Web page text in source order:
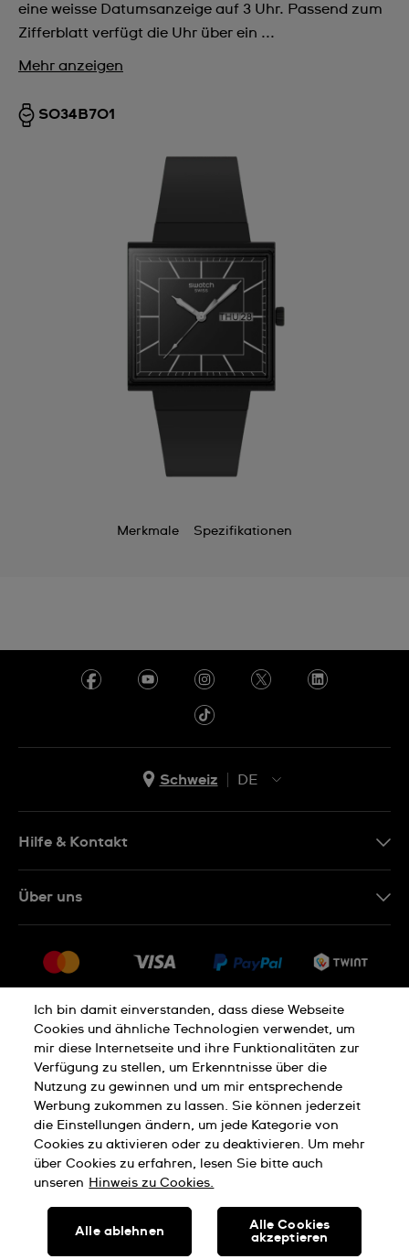
eine weisse Datumsanzeige auf 3 Uhr. Passend zum
Zifferblatt verfügt die Uhr über ein ...
Mehr anzeigen
SO34B701
Merkmale Spezifikationen
Schweiz
DE
IT
Hilfe & Kontakt
Rückgaberecht
Verkaufs- und Lieferbedingungen
Vertrag widerrufen
Über uns
Jobs
Datenschutzerklärung Cookies Hinweis
Nutzungsbedingungen Impressum
SWISS MADE
Ich bin damit einverstanden, dass diese Webseite
Cookies und ähnliche Technologien verwendet, um
mir diese Internetseite und ihre Funktionalitäten zur
Verfügung zu stellen, um Erkenntnisse über die
Nutzung zu gewinnen und um mir entsprechende
Werbung zukommen zu lassen. Sie können jederzeit
die Einstellungen ändern, um jede Kategorie von
Cookies zu aktivieren oder zu deaktivieren. Um mehr
über Cookies zu erfahren, lesen Sie bitte auch
unseren Hinweis zu Cookies.
Alle ablehnen
Alle Cookies
akzeptieren